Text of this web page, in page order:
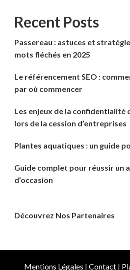
Recent Posts
Passereau : astuces et
mots fléchés en 2025
Le référencement SEO :
par où commencer
Les enjeux de la confidentialité
lors de la cession d’entreprises
Plantes aquatiques : un guide
Guide complet pour réussir un
d’occasion
Découvrez Nos Partenaires
Mentions Légales | Contact|